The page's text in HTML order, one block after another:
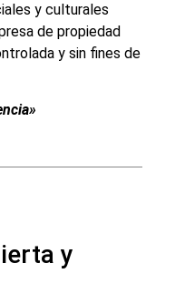
y culturales
de propiedad
y sin fines de
y